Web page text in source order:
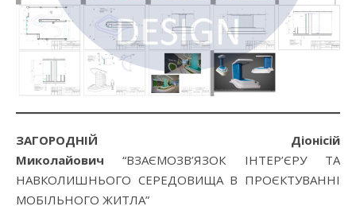
ЗАГОРОДНІЙ Діонісій
Миколайович “ВЗАЄМОЗВ’ЯЗОК ІНТЕР’ЄРУ ТА
НАВКОЛИШНЬОГО СЕРЕДОВИЩА В ПРОЄКТУВАННІ
МОБІЛЬНОГО ЖИТЛА”